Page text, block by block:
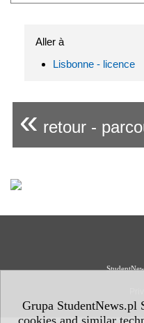
Grupa StudentNews.pl
cookies and similar
Aller à
Lisbonne - licence
« retour -